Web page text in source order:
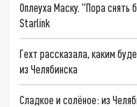
Оплеуха Маску. "Пора снять
Starlink
Гехт рассказала, каким
из Челябинска
Сладкое и солёное: из